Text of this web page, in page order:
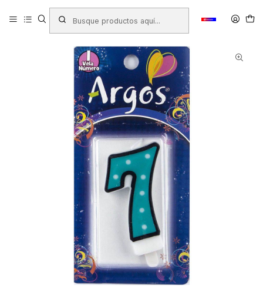
Productos COTILLÓN Velas VELA LUNARES ARGOS N°7